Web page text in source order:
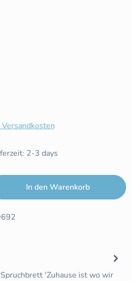
2-3 days
den gewünschten
In den Warenkorb
'Zuhause ist wo wir